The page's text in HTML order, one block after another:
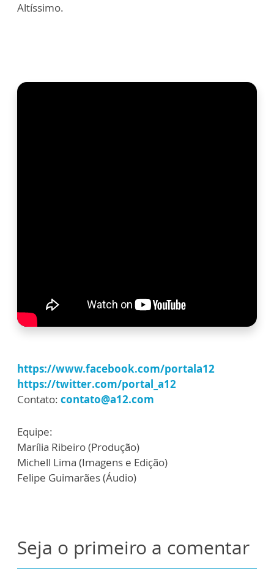
Altíssimo.
https://www.facebook.com/portala12
https://twitter.com/portal_a12
Contato: contato@a12.com
Equipe:
Marília Ribeiro (Produção)
Michell Lima (Imagens e Edição)
Felipe Guimarães (Áudio)
Seja o primeiro a comentar